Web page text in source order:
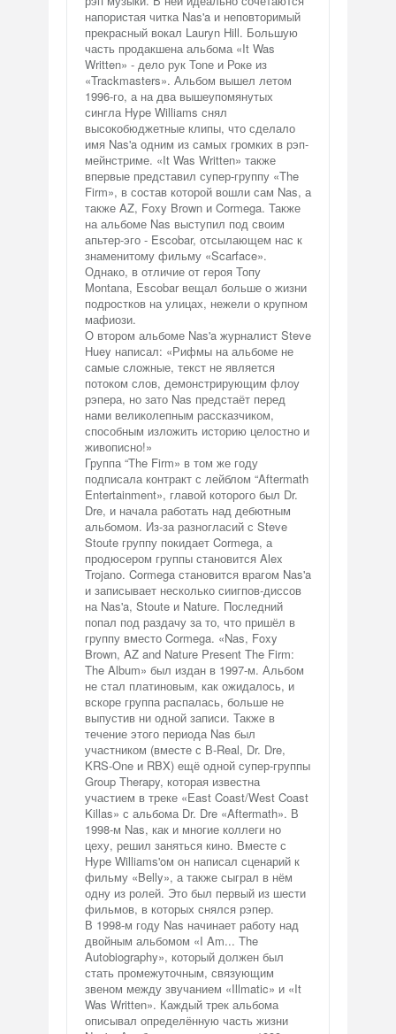
напористая читка Nas'a и неповторимый
прекрасный вокал Lauryn Hill. Большую
часть продакшена альбома «It Was
Written» - дело рук Тоnе и Роке из
«Trackmasters». Альбом вышел летом
1996-го, а на два вышеупомянутых
сингла Hype Williams снял
высокобюджетные клипы, что сделало
имя Nas'a одним из самых громких в рэп-
мейнстриме. «It Was Written» также
впервые представил супер-группу «The
Firm», в состав которой вошли сам Nas, а
также AZ, Foxy Brown и Cormega. Также
на альбоме Nas выступил под своим
апьтер-эго - Escobar, отсылающем нас к
знаменитому фильму «Scarface».
Однако, в отличие от героя Топу
Montana, Escobar вещал больше о жизни
подростков на улицах, нежели о крупном
мафиози.
О втором альбоме Nas'a журналист Steve
Huey написал: «Рифмы на альбоме не
самые сложные, текст не является
потоком слов, демонстрирующим флоу
рэпера, но зато Nas предстаёт перед
нами великолепным рассказчиком,
способным изложить историю целостно и
живописно!»
Группа “The Firm» в том же году
подписала контракт с лейблом “Aftermath
Entertainment», главой которого был Dr.
Dre, и начала работать над дебютным
альбомом. Из-за разногласий с Steve
Stoute группу покидает Cormega, а
продюсером группы становится Alex
Trojano. Cormega становится врагом Nas'a
и записывает несколько сиигпов-диссов
на Nas'a, Stoute и Nature. Последний
попал под раздачу за то, что пришёл в
группу вместо Cormega. «Nas, Foxy
Brown, AZ and Nature Present The Firm:
The Album» был издан в 1997-м. Альбом
не стал платиновым, как ожидалось, и
вскоре группа распалась, больше не
выпустив ни одной записи. Также в
течение этого периода Nas был
участником (вместе с В-Real, Dr. Dre,
KRS-One и RBX) ещё одной супер-группы
Group Therapy, которая известна
участием в треке «East Coast/West Coast
Killas» с альбома Dr. Dre «Aftermath». В
1998-м Nas, как и многие коллеги но
цеху, решил заняться кино. Вместе с
Нурe Williams'oм он написал сценарий к
фильму «Belly», а также сыграл в нём
одну из ролей. Это был первый из шести
фильмов, в которых снялся рэпер.
В 1998-м году Nas начинает работу над
двойным альбомом «I Am... The
Autobiography», который должен был
стать промежуточным, связующим
звеном между звучанием «Illmatic» и «It
Was Written». Каждый трек альбома
описывал определённую часть жизни